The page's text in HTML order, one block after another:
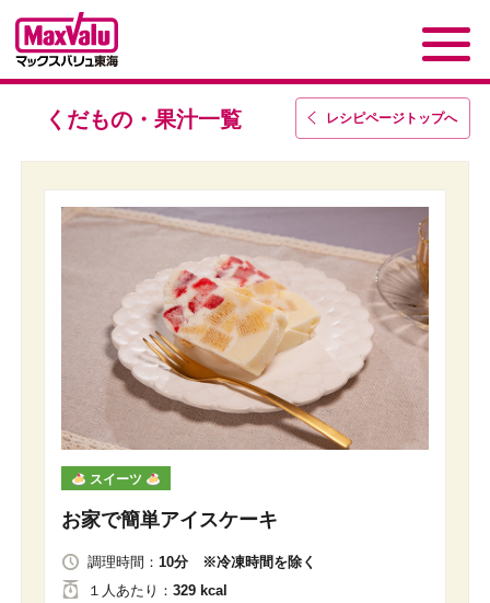
くだもの・果汁一覧 レシピページトップへ
スイーツ
お家で簡単アイスケーキ
調理時間： 10分 ※冷凍時間を除く
１人あたり ： 329 kcal